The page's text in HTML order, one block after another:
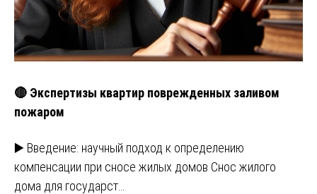
🔴 Экспертизы квартир поврежденных заливом
пожаром
▶️ Введение: научный подход к определению
компенсации при сносе жилых домов Снос жилого
дома для государст…